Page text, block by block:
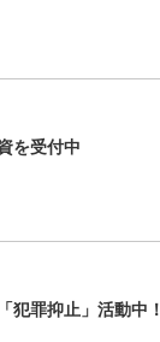
を受付中
犯罪抑止」活動中！